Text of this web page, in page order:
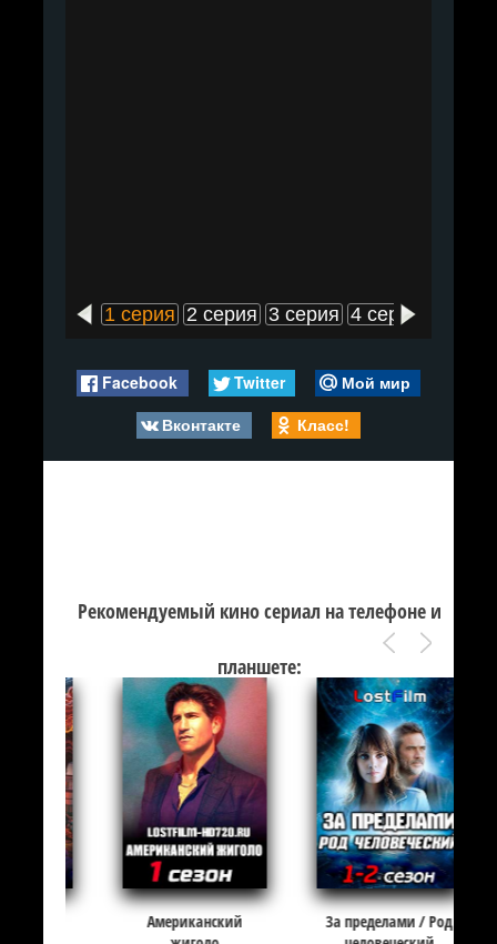
1 серия 2 серия 3 серия 4 серия
Facebook Twitter
Мой мир
Вконтакте
Класс!
Рекомендуемый кино сериал на телефоне и
планшете:
Американский
За пределами / Род